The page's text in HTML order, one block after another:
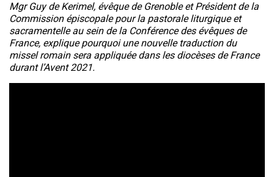
Mgr Guy de Kerimel, évêque de Grenoble et Président de la
Commission épiscopale pour la pastorale liturgique et
sacramentelle au sein de la Conférence des évêques de
France, explique pourquoi une nouvelle traduction du
missel romain sera appliquée dans les diocèses de France
durant l’Avent 2021.